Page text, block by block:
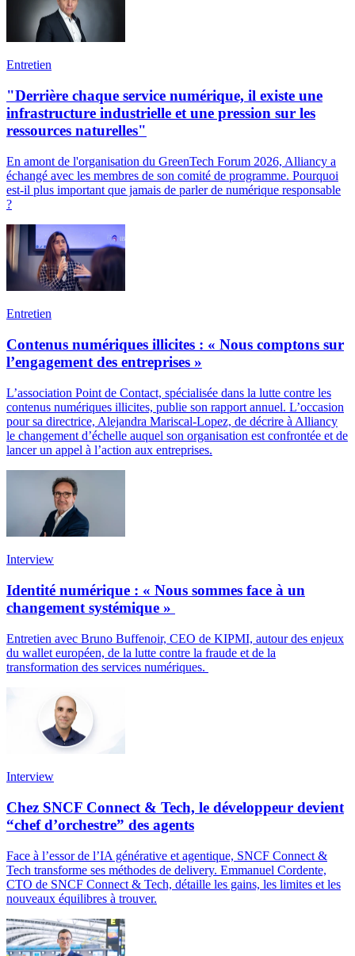
Entretien
"Derrière chaque service numérique, il existe une
infrastructure industrielle et une pression sur les
ressources naturelles"
En amont de l'organisation du GreenTech Forum 2026, Alliancy a
échangé avec les membres de son comité de programme. Pourquoi
est-il plus important que jamais de parler de numérique responsable
?
Entretien
Contenus numériques illicites : « Nous comptons sur
l’engagement des entreprises »
L’association Point de Contact, spécialisée dans la lutte contre les
contenus numériques illicites, publie son rapport annuel. L’occasion
pour sa directrice, Alejandra Mariscal-Lopez, de décrire à Alliancy
le changement d’échelle auquel son organisation est confrontée et de
lancer un appel à l’action aux entreprises.
Interview
Identité numérique : « Nous sommes face à un
changement systémique »
Entretien avec Bruno Buffenoir, CEO de KIPMI, autour des enjeux
du wallet européen, de la lutte contre la fraude et de la
transformation des services numériques.
Interview
Chez SNCF Connect & Tech, le développeur devient
“chef d’orchestre” des agents
Face à l’essor de l’IA générative et agentique, SNCF Connect &
Tech transforme ses méthodes de delivery. Emmanuel Cordente,
CTO de SNCF Connect & Tech, détaille les gains, les limites et les
nouveaux équilibres à trouver.